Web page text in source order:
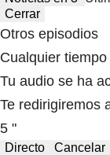
Cerrar
Otros episodios
Cualquier
Tu audio se ha
Te redirigiremos
5 "
Directo
Cancelar